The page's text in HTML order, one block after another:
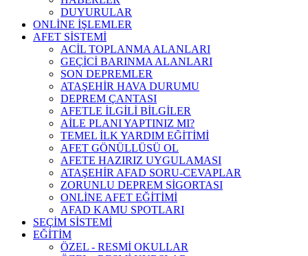
DUYURULAR
ONLİNE İŞLEMLER
AFET SİSTEMİ
ACİL TOPLANMA ALANLARI
GEÇİCİ BARINMA ALANLARI
SON DEPREMLER
ATAŞEHİR HAVA DURUMU
DEPREM ÇANTASI
AFETLE İLGİLİ BİLGİLER
AİLE PLANI YAPTINIZ MI?
TEMEL İLK YARDIM EĞİTİMİ
AFET GÖNÜLLÜSÜ OL
AFETE HAZIRIZ UYGULAMASI
ATAŞEHİR AFAD SORU-CEVAPLAR
ZORUNLU DEPREM SİGORTASI
ONLİNE AFET EĞİTİMİ
AFAD KAMU SPOTLARI
SEÇİM SİSTEMİ
EĞİTİM
ÖZEL - RESMİ OKULLAR